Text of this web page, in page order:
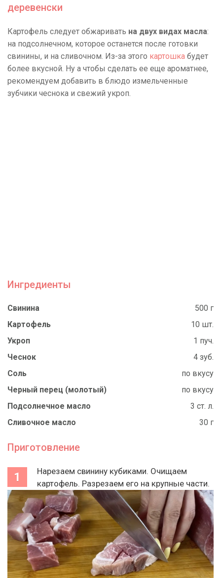
деревенски
Картофель следует обжаривать на двух видах масла:
на подсолнечном, которое останется после готовки
свинины, и на сливочном. Из-за этого картошка будет
более вкусной. Ну а чтобы сделать ее еще ароматнее,
рекомендуем добавить в блюдо измельченные
зубчики чеснока и свежий укроп.
Ингредиенты
Свинина
500 г
Картофель
10 шт.
Укроп
1 пуч.
Чеснок
4 зуб.
Соль
по вкусу
Черный перец (молотый)
по вкусу
Подсолнечное масло
3 ст. л.
Сливочное масло
30 г
Приготовление
Нарезаем свинину кубиками. Очищаем
картофель. Разрезаем его на крупные части.